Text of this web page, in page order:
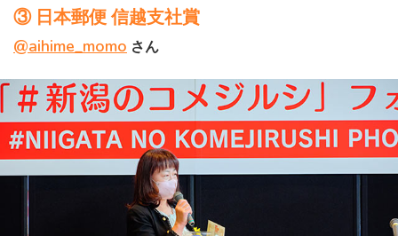
③ 日本郵便 信越支社賞
@aihime_momo さん